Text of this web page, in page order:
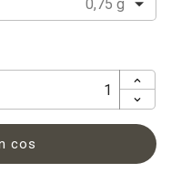
0,75 g
cos